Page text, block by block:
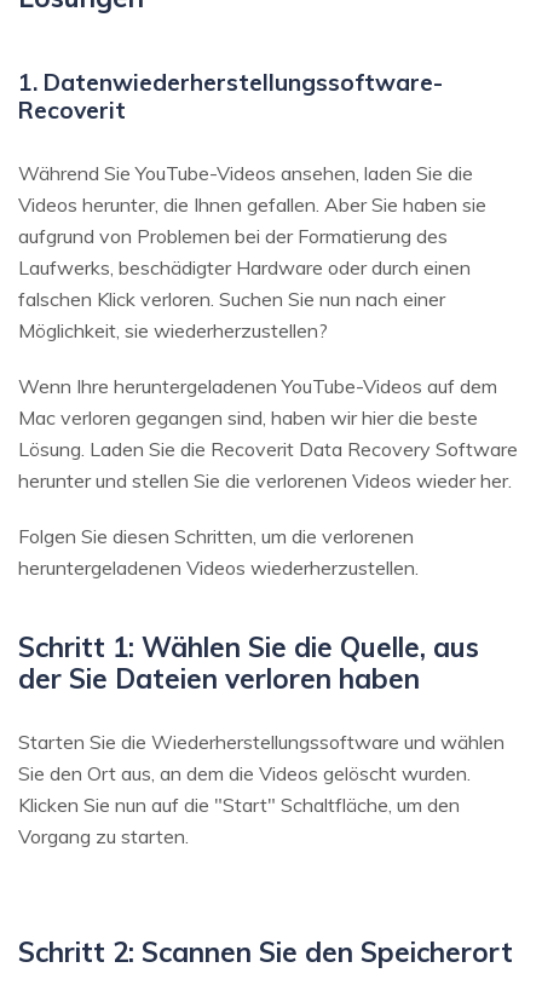
1. Datenwiederherstellungssoftware-
Recoverit
Während Sie YouTube-Videos ansehen, laden Sie die
Videos herunter, die Ihnen gefallen. Aber Sie haben sie
aufgrund von Problemen bei der Formatierung des
Laufwerks, beschädigter Hardware oder durch einen
falschen Klick verloren. Suchen Sie nun nach einer
Möglichkeit, sie wiederherzustellen?
Wenn Ihre heruntergeladenen YouTube-Videos auf dem
Mac verloren gegangen sind, haben wir hier die beste
Lösung. Laden Sie die Recoverit Data Recovery Software
herunter und stellen Sie die verlorenen Videos wieder her.
Folgen Sie diesen Schritten, um die verlorenen
heruntergeladenen Videos wiederherzustellen.
Schritt 1: Wählen Sie die Quelle, aus
der Sie Dateien verloren haben
Starten Sie die Wiederherstellungssoftware und wählen
Sie den Ort aus, an dem die Videos gelöscht wurden.
Klicken Sie nun auf die "Start" Schaltfläche, um den
Vorgang zu starten.
Schritt 2: Scannen Sie den Speicherort